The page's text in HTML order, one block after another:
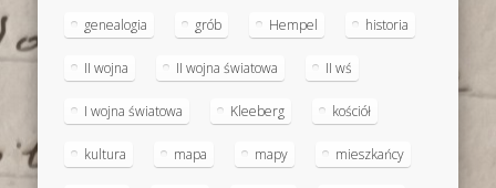
genealogia grób Hempel historia
II wojna II wojna światowa II wś
I wojna światowa Kleeberg kościół
kultura mapa mapy mieszkańcy